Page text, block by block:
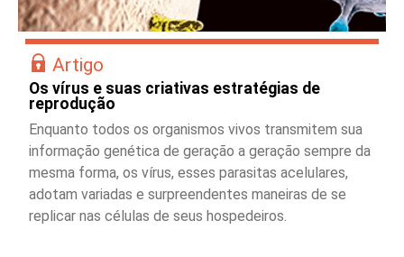
Artigo
Os vírus e suas criativas estratégias de
reprodução
Enquanto todos os organismos vivos transmitem sua
informação genética de geração a geração sempre da
mesma forma, os vírus, esses parasitas acelulares,
adotam variadas e surpreendentes maneiras de se
replicar nas células de seus hospedeiros.